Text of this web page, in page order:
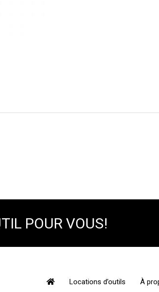
POUR VOUS!
Locations d’outils À